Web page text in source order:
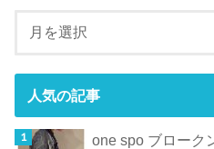
人気の記事
one spo ブローク